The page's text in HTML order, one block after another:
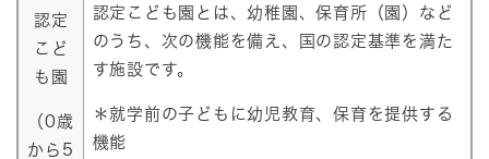
認定
こど
も園
（0歳
から5
認定こども園とは、幼稚園、保育所（園）など
のうち、次の機能を備え、国の認定基準を満た
す施設です。
＊就学前の子どもに幼児教育、保育を提供する
機能